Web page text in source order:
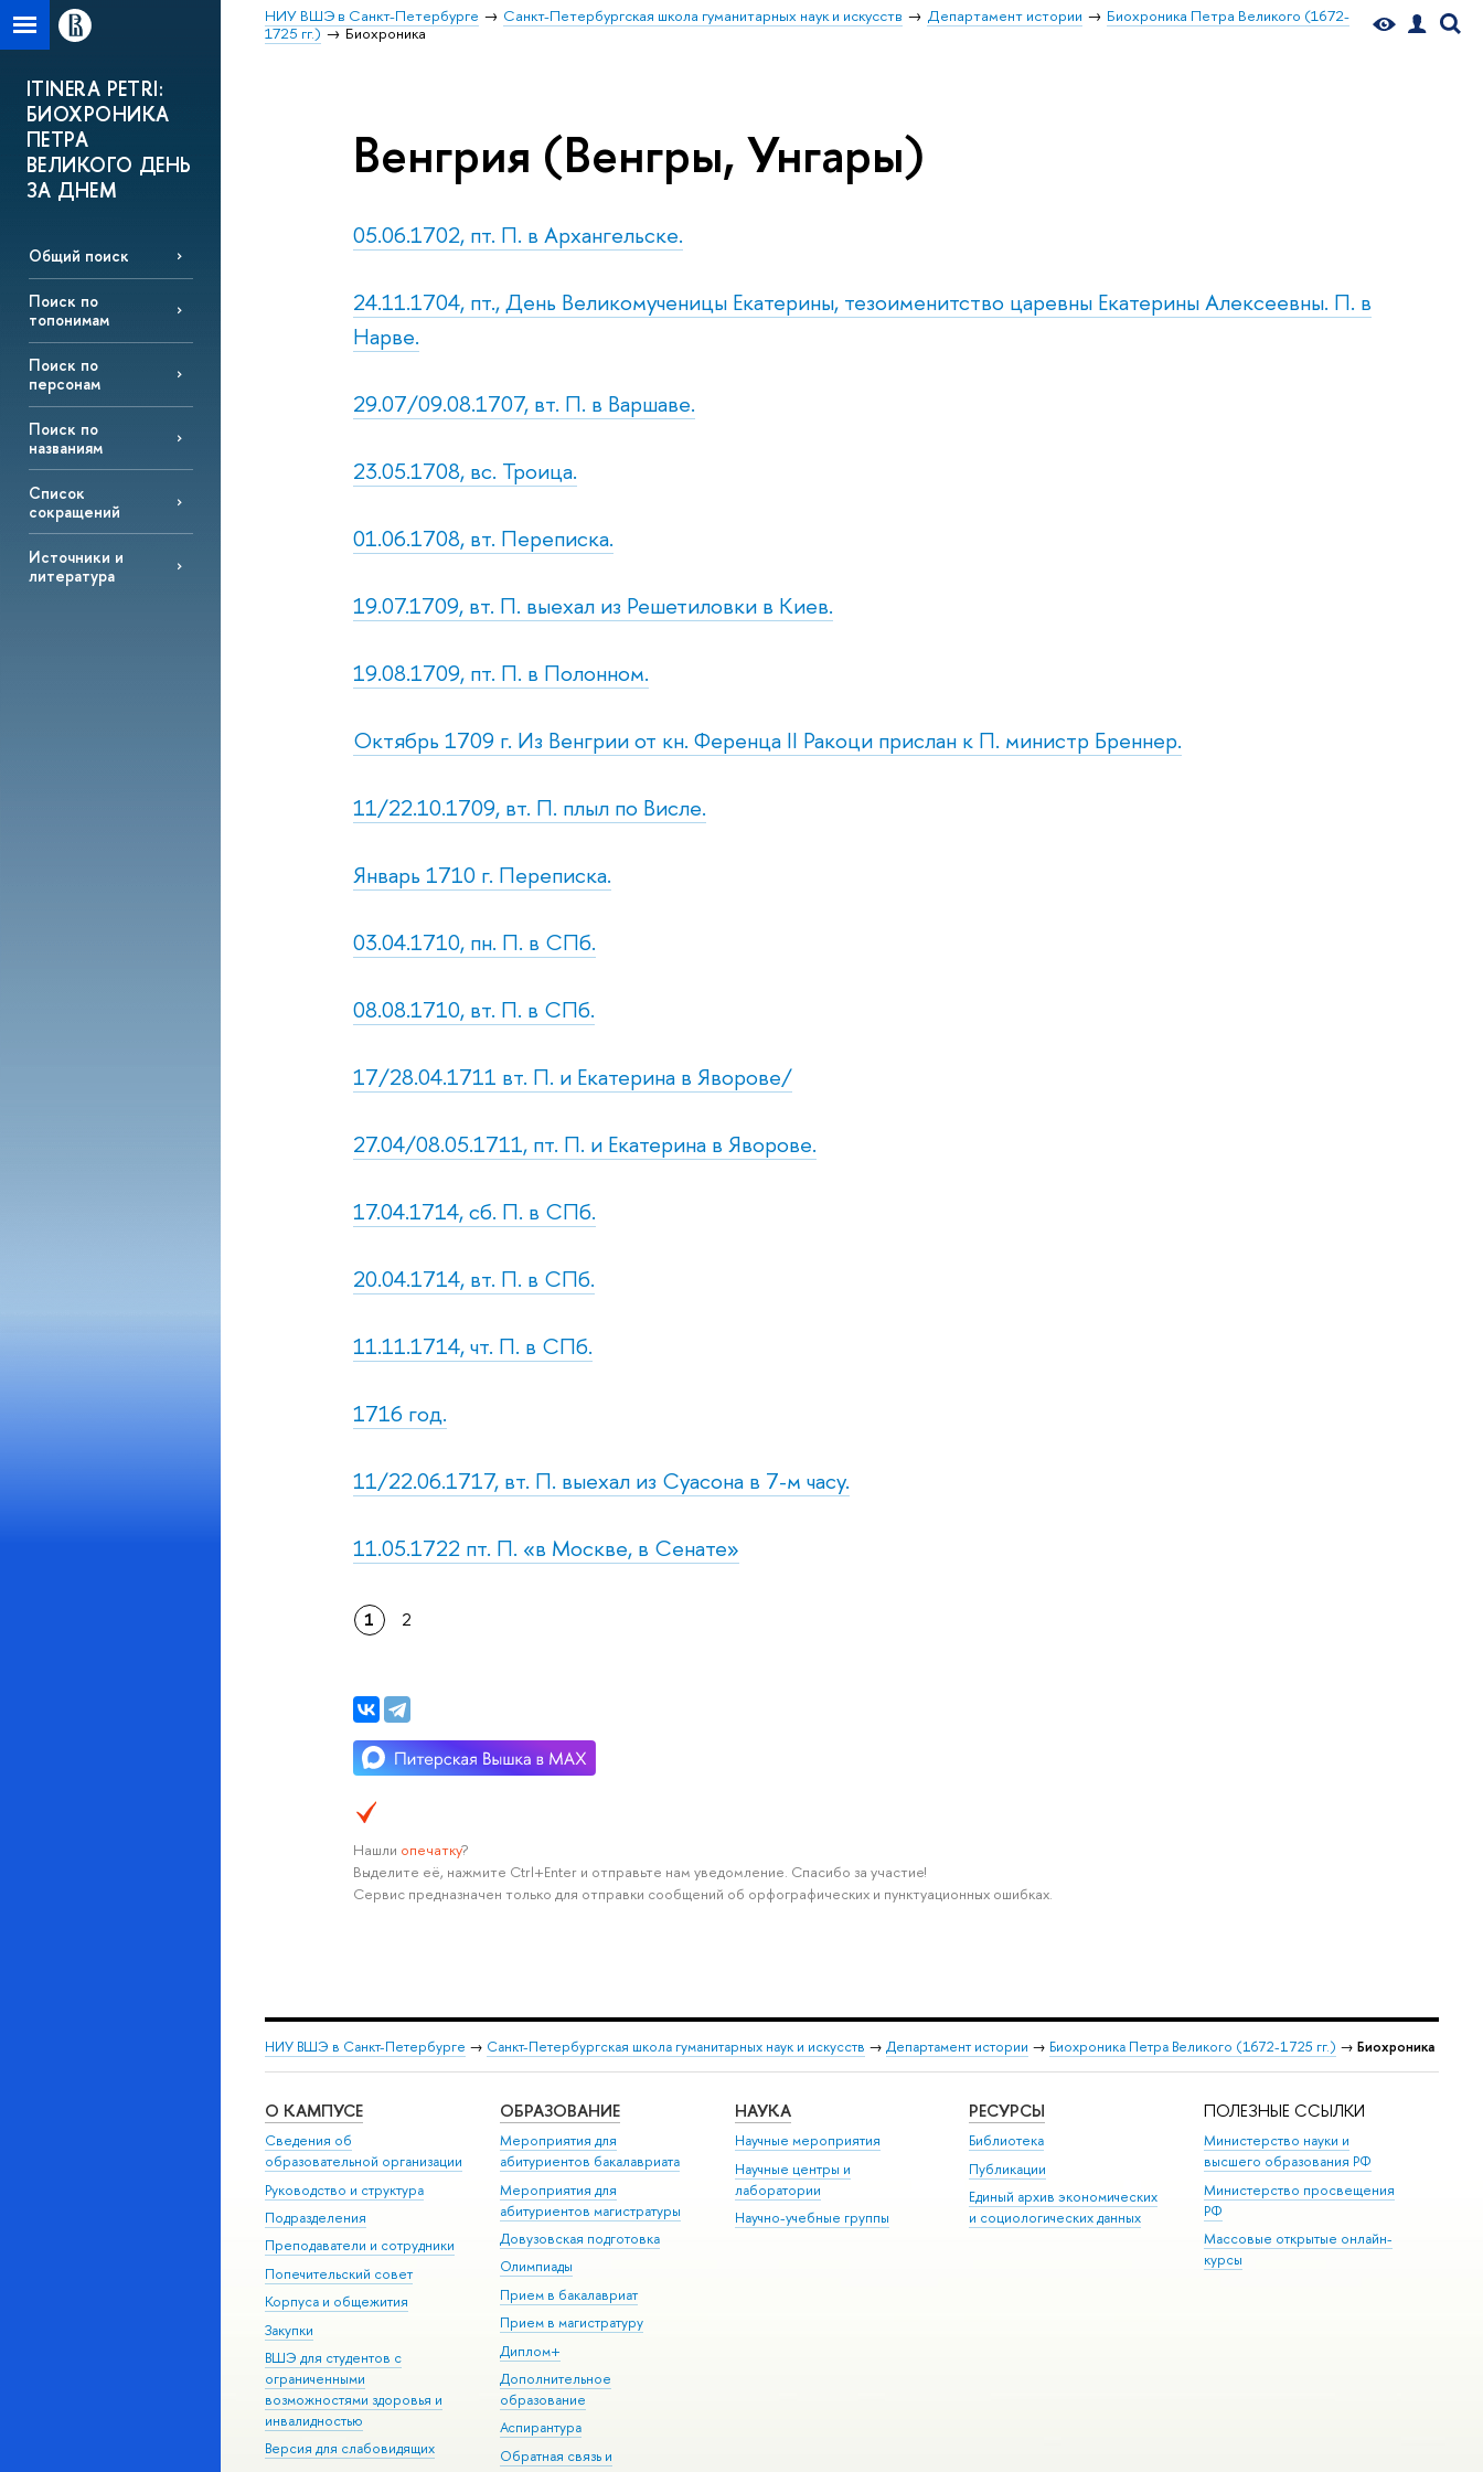
НИУ ВШЭ в Санкт-Петербурге Санкт-Петербургская школа гуманитарных наук и искусств Департамент истории
Биохроника Петра Великого (1672-
1725 гг.)
Биохроника
ITINERA PETRI:
БИОХРОНИКА
ПЕТРА
ВЕЛИКОГО ДЕНЬ
ЗА ДНЕМ
Общий поиск
Поиск по
топонимам
Поиск по
персонам
Поиск по
названиям
Список
сокращений
Источники и
литература
Венгрия (Венгры, Унгары)
05.06.1702, пт. П. в Архангельске.
24.11.1704, пт., День Великомученицы Екатерины, тезоименитство царевны Екатерины Алексеевны. П. в
Нарве.
29.07/09.08.1707, вт. П. в Варшаве.
23.05.1708, вс. Троица.
01.06.1708, вт. Переписка.
19.07.1709, вт. П. выехал из Решетиловки в Киев.
19.08.1709, пт. П. в Полонном.
Октябрь 1709 г. Из Венгрии от кн. Ференца II Ракоци прислан к П. министр Бреннер.
11/22.10.1709, вт. П. плыл по Висле.
Январь 1710 г. Переписка.
03.04.1710, пн. П. в СПб.
08.08.1710, вт. П. в СПб.
17/28.04.1711 вт. П. и Екатерина в Яворове/
27.04/08.05.1711, пт. П. и Екатерина в Яворове.
17.04.1714, сб. П. в СПб.
20.04.1714, вт. П. в СПб.
11.11.1714, чт. П. в СПб.
1716 год.
11/22.06.1717, вт. П. выехал из Суасона в 7-м часу.
11.05.1722 пт. П. «в Москве, в Сенате»
1 2
Нашли опечатку?
Выделите её, нажмите Ctrl+Enter и отправьте нам уведомление. Спасибо за участие!
Сервис предназначен только для отправки сообщений об орфографических и пунктуационных ошибках.
НИУ ВШЭ в Санкт-Петербурге → Санкт-Петербургская школа гуманитарных наук и искусств → Департамент истории → Биохроника Петра Великого (1672-1725 гг.) → Биохроника
О КАМПУСЕ
Сведения об
образовательной организации
Руководство и структура
Подразделения
Преподаватели и сотрудники
Попечительский совет
Корпуса и общежития
Закупки
ВШЭ для студентов с
ограниченными
возможностями здоровья и
инвалидностью
Версия для слабовидящих
ОБРАЗОВАНИЕ
Мероприятия для
абитуриентов бакалавриата
Мероприятия для
абитуриентов магистратуры
Довузовская подготовка
Олимпиады
Прием в бакалавриат
Прием в магистратуру
Диплом+
Дополнительное
образование
Аспирантура
Обратная связь и
НАУКА
Научные мероприятия
Научные центры и
лаборатории
Научно-учебные группы
РЕСУРСЫ
Библиотека
Публикации
Единый архив экономических
и социологических данных
ПОЛЕЗНЫЕ ССЫЛКИ
Министерство науки и
высшего образования РФ
Министерство просвещения
РФ
Массовые открытые онлайн-
курсы